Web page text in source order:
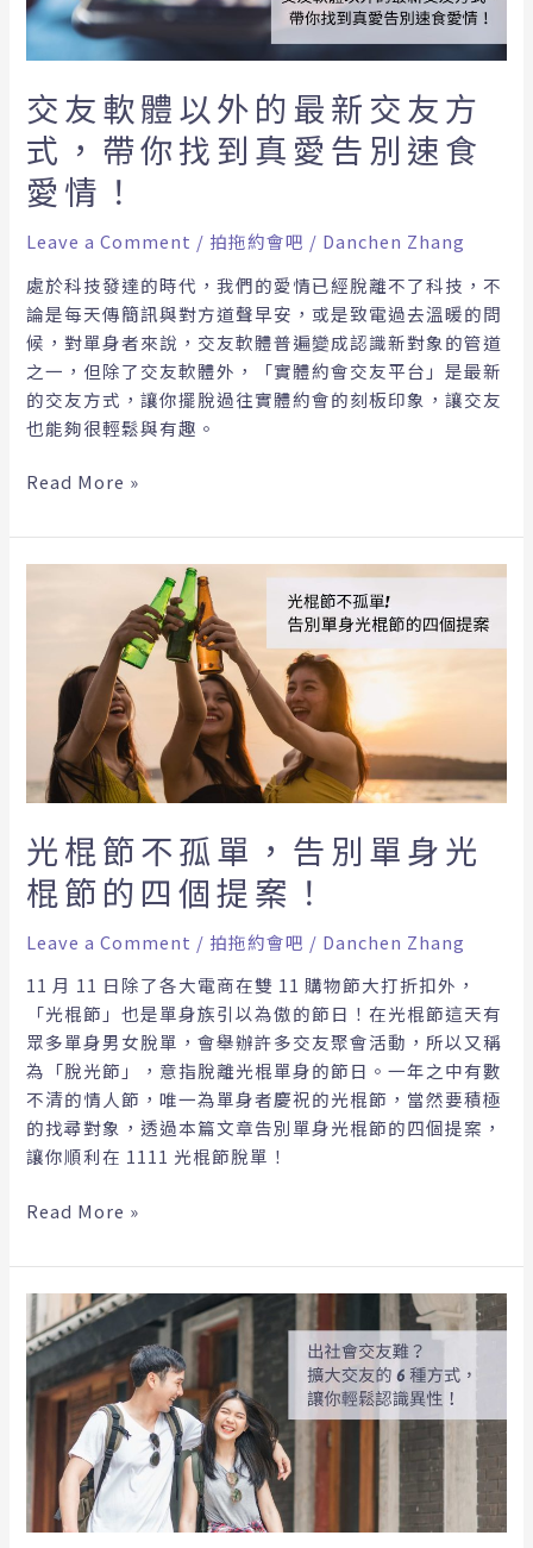
交友軟體以外的最新交友方
式，帶你找到真愛告別速食
愛情！
Leave a Comment / 拍拖約會吧 / Danchen Zhang
處於科技發達的時代，我們的愛情已經脫離不了科技，不
論是每天傳簡訊與對方道聲早安，或是致電過去溫暖的問
候，對單身者來說，交友軟體普遍變成認識新對象的管道
之一，但除了交友軟體外，「實體約會交友平台」是最新
的交友方式，讓你擺脫過往實體約會的刻板印象，讓交友
也能夠很輕鬆與有趣。
的
最
新
交
友
方
式，
帶
你
到
真
愛
告
別
速
愛
Read More »
光棍節不孤單，告別單身光
棍節的四個提案！
Leave a Comment / 拍拖約會吧 / Danchen Zhang
11 月 11 日除了各大電商在雙 11 購物節大打折扣外，
「光棍節」也是單身族引以為傲的節日！在光棍節這天有
眾多單身男女脫單，會舉辦許多交友聚會活動，所以又稱
為「脫光節」，意指脫離光棍單身的節日。一年之中有數
不清的情人節，唯一為單身者慶祝的光棍節，當然要積極
的找尋對象，透過本篇文章告別單身光棍節的四個提案，
讓你順利在 1111 光棍節脫單！
別
單
身
光
棍
的
四
個
提
案！
Read More »
出
社
會
交
難?
展
交